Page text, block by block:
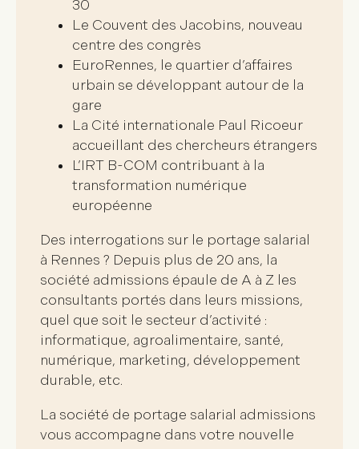
30
Le Couvent des Jacobins, nouveau
centre des congrès
EuroRennes, le quartier d’affaires
urbain se développant autour de la
gare
La Cité internationale Paul Ricoeur
accueillant des chercheurs étrangers
L’IRT B-COM contribuant à la
transformation numérique
européenne
Des interrogations sur le portage salarial
à Rennes ? Depuis plus de 20 ans, la
société admissions épaule de A à Z les
consultants portés dans leurs missions,
quel que soit le secteur d’activité :
informatique, agroalimentaire, santé,
numérique, marketing, développement
durable, etc.
La société de portage salarial admissions
vous accompagne dans votre nouvelle